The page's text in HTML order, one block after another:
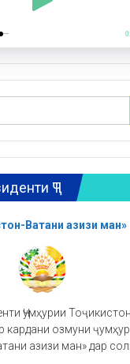
ҶТ
Ватани азизи ман»
Ҷумҳурии
кардани озмуни
азизи ман» дар